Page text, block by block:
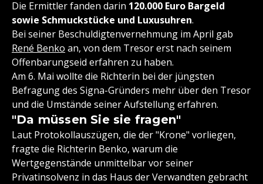
Die Ermittler fanden darin 120.000 Euro Bargeld
sowie Schmuckstücke und Luxusuhren.
Bei seiner Beschuldigtenvernehmung im April gab
René Benko an, von dem Tresor erst nach seinem
Offenbarungseid erfahren zu haben.
Am 6. Mai wollte die Richterin bei der jüngsten
Befragung des Signa-Gründers mehr über den Tresor
und die Umstände seiner Aufstellung erfahren.
"Da müssen Sie sie fragen"
Laut Protokollauszügen, die der "Krone" vorliegen,
fragte die Richterin Benko, warum die
Wertgegenstände unmittelbar vor seiner
Privatinsolvenz in das Haus der Verwandten gebracht